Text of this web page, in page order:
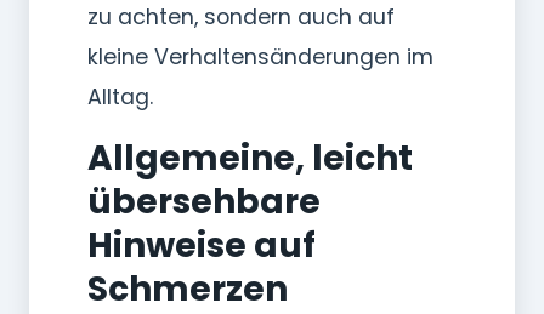
zu achten, sondern auch auf
kleine Verhaltensänderungen im
Alltag.
Allgemeine, leicht
übersehbare
Hinweise auf
Schmerzen